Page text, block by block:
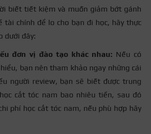
biết tiết kiệm và muốn giảm bớt gánh
tài chính để lo cho bạn đi học, hãy thực
dưới đây:
đơn vị đào tạo khác nhau: Nếu có
bạn nên tham khảo ngay những cái
người review, bạn sẽ biết được trung
cắt tóc nam bao nhiêu tiền, sau đó
phí học cắt tóc nam, nếu phù hợp hãy